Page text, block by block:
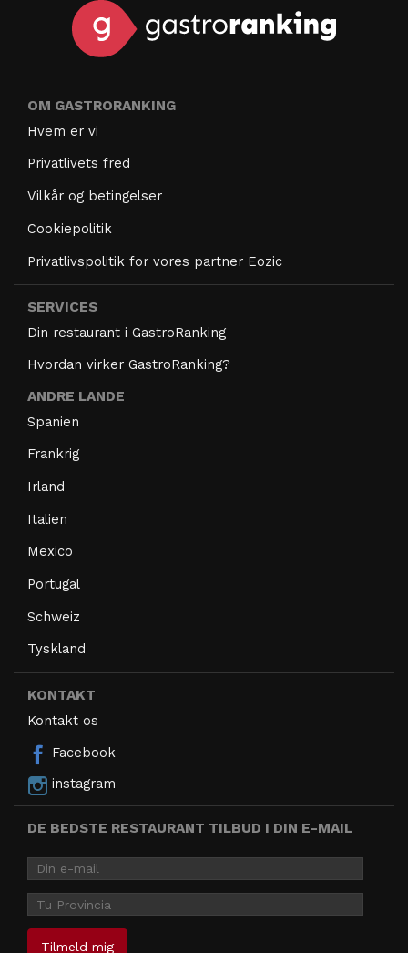
OM GASTRORANKING
Hvem er vi
Privatlivets fred
Vilkår og betingelser
Cookiepolitik
Privatlivspolitik for vores partner Eozic
SERVICES
Din restaurant i GastroRanking
Hvordan virker GastroRanking?
ANDRE LANDE
Spanien
Frankrig
Irland
Italien
Mexico
Portugal
Schweiz
Tyskland
KONTAKT
Kontakt os
Facebook
instagram
DE BEDSTE RESTAURANT TILBUD I DIN E-MAIL